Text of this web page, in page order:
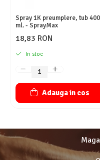
Spray 1K preumplere, tub 400
ml. - SprayMax
18,83 RON
In stoc
Adauga in cos